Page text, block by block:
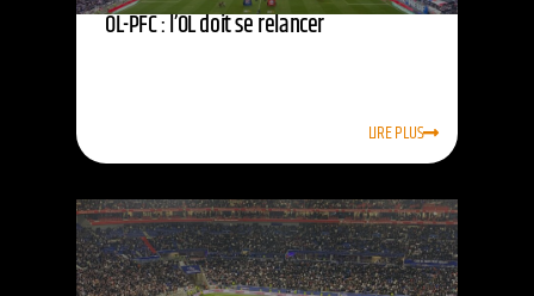
OL-PFC : l’OL doit se relancer
LIRE PLUS